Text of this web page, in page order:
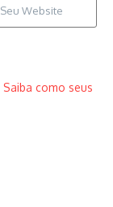
Saiba como seus